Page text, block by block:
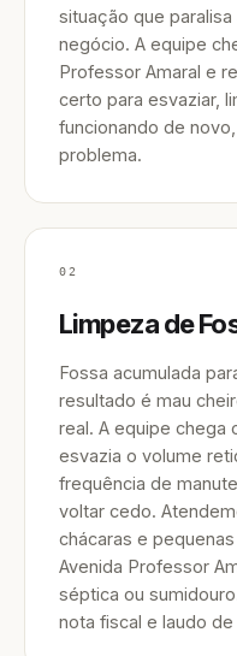
situação que
negócio. A equipe
Professor Amaral e
certo para esvaziar,
funcionando de
problema.
02
Limpeza de
Fossa acumulada
resultado é mau
real. A equipe chega
esvazia o volume
frequência de
voltar cedo.
chácaras e
Avenida Professor
séptica ou
nota fiscal e laudo